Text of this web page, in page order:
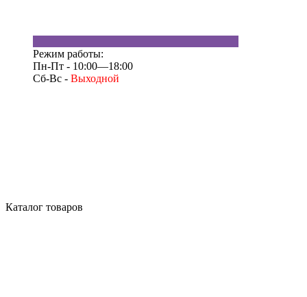
Режим работы:
Пн-Пт - 10:00—18:00
Сб-Вс - Выходной
Каталог товаров